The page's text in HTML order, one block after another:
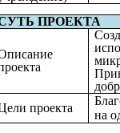
ПРОЕКТА
проекта
на